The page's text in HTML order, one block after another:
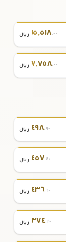
١٥,٥١٨.٠٠ ريال
٧,٧٥٨.٠٠ ريال
٤٩٨.٩٠ ريال
٤٥٧.٤٠ ريال
٤٣٦.٦٠ ريال
٣٧٤.٢٠ ريال